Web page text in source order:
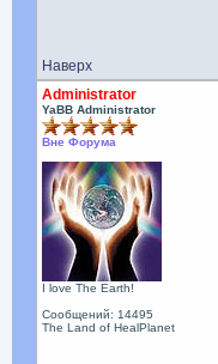
Наверх
Administrator
YaBB Administrator
Вне Форума
I love The Earth!
Сообщений: 14495
The Land of HealPlanet